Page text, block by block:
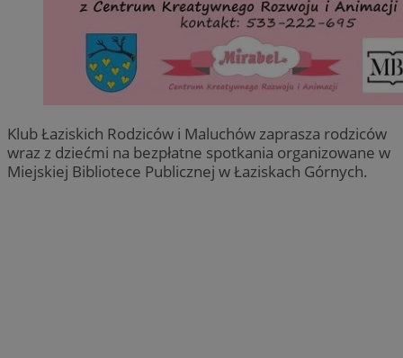
Klub Łaziskich Rodziców i Maluchów zaprasza rodziców
wraz z dziećmi na bezpłatne spotkania organizowane w
Miejskiej Bibliotece Publicznej w Łaziskach Górnych.